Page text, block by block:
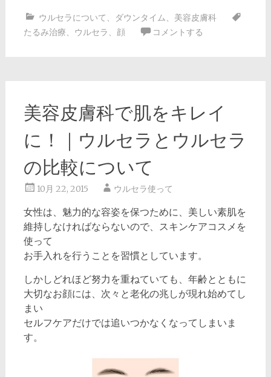
ウルセラについて 、 ダウンタイム、 美容皮膚科
たるみ治療、 ウルセラ 、 顔 コメントする
美容皮膚科で肌をキレイ
に！｜ウルセラとウルセラ
の比較について
10月 22, 2015 ウルセラ使って
女性は、魅力的な容姿を保つために、美しい素肌を
維持しなければならないので、スキンケアコスメを
使って
お手入れを行うことを習慣としています。
しかしどれほど努力を重ねていても、年齢とともに
大切なお顔には、次々と老化の兆しが現れ始めてし
まい
セルフケアだけでは追いつかなくなってしまいま
す。